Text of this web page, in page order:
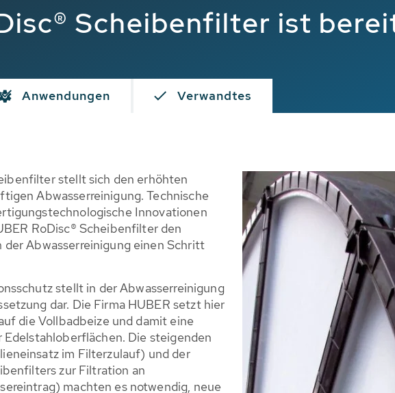
Scheibenfilter ist
Anwendungen Verwandtes
stellt sich den erhöhten
Abwasserreinigung. Technische
Innovationen
RoDisc® Scheibenfilter den
Abwasserreinigung einen Schritt
stellt in der Abwasserreinigung
dar. Die Firma HUBER setzt hier
die Vollbadbeize und damit eine
Edelstahloberflächen. Die steigenden
im Filterzulauf) und der
zur Filtration an
machten es notwendig, neue